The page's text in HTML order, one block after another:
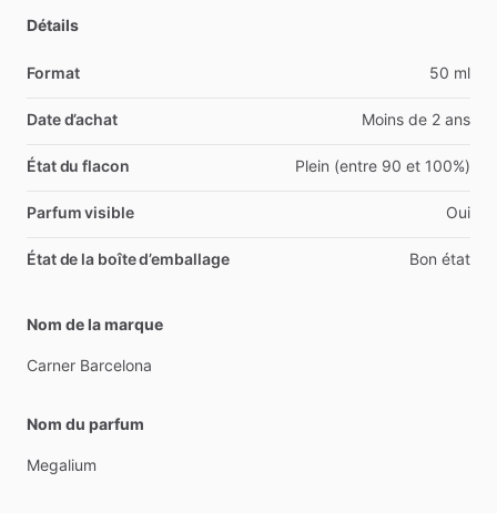
Détails
Format 50 ml
Date d’achat Moins de 2 ans
État du flacon Plein (entre 90 et 100%)
Parfum visible Oui
État de la boîte d’emballage Bon état
Nom de la marque
Carner Barcelona
Nom du parfum
Megalium